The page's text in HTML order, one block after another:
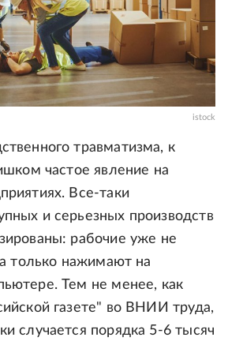
istock
травматизма, к
частое явление на
Все-таки
и серьезных производств
рабочие уже не
только нажимают на
Тем не менее, как
газете" во ВНИИ труда,
случается порядка 5-6 тысяч